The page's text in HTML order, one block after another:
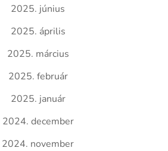
2025. június
2025. április
2025. március
2025. február
2025. január
2024. december
2024. november